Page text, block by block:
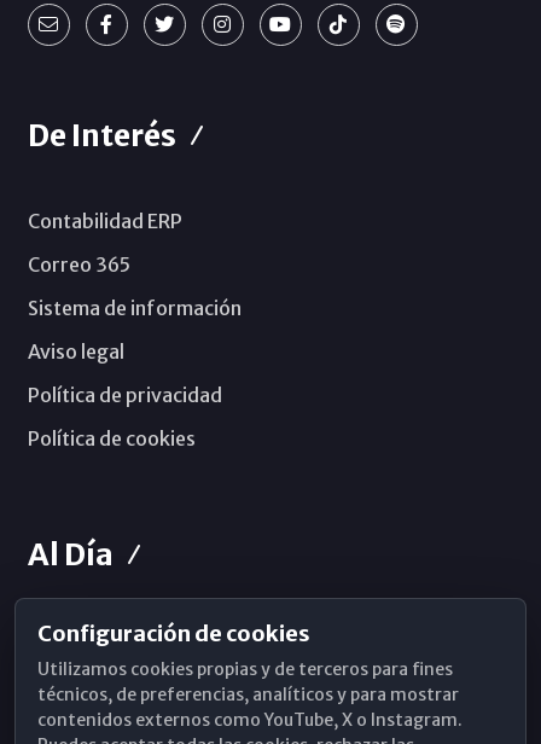
De Interés
Contabilidad ERP
Correo 365
Sistema de información
Aviso legal
Política de privacidad
Política de cookies
Al Día
Horarios de Misa
Hemeroteca
WhatsApp
Configuración de cookies
Utilizamos cookies propias y de terceros para fines
técnicos, de preferencias, analíticos y para mostrar
contenidos externos como YouTube, X o Instagram.